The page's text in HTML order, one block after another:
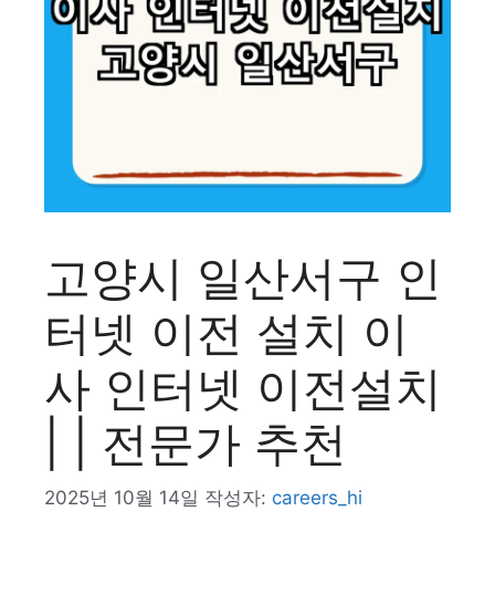
고양시 일산서구 인
터넷 이전 설치 이
사 인터넷 이전설치
| | 전문가 추천
2025년 10월 14일 작성자: careers_hi